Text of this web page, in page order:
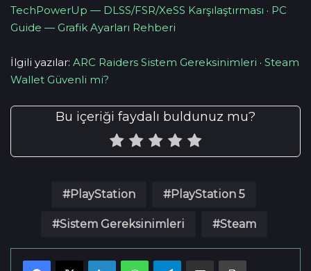
TechPowerUp — DLSS/FSR/XeSS Karşılaştırması · PC
Guide — Grafik Ayarları Rehberi
İlgili yazılar: ARC Raiders Sistem Gereksinimleri · Steam
Wallet Güvenli mi?
Bu içeriği faydalı buldunuz mu?
PlayStation PlayStation 5
Sistem Gereksinimleri Steam
LinkedInWhatsAppTelegramE-mail olarak paylaş Yazdır